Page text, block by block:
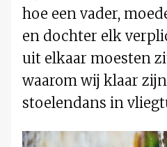
hoe een vader,
en dochter elk
uit elkaar moesten
waarom wij klaar
stoelendans in